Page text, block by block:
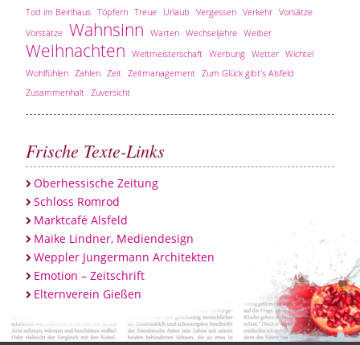
Tod im Beinhaus Töpfern Treue Urlaub Vergessen Verkehr Vorsätze
Vorstätze Wahnsinn Warten Wechseljahre Weiber
Weihnachten Weltmeisterschaft Werbung Wetter Wichtel
Wohlfühlen Zahlen Zeit Zeitmanagement Zum Glück gibt's Alsfeld
Zusammenhalt Zuversicht
Frische Texte-Links
Oberhessische Zeitung
Schloss Romrod
Marktcafé Alsfeld
Maike Lindner, Mediendesign
Weppler Jungermann Architekten
Emotion – Zeitschrift
Elternverein Gießen